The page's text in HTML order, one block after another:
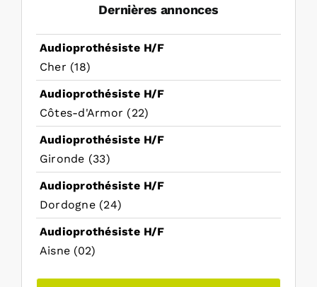
Dernières annonces
Audioprothésiste H/F
Cher (18)
Audioprothésiste H/F
Côtes-d'Armor (22)
Audioprothésiste H/F
Gironde (33)
Audioprothésiste H/F
Dordogne (24)
Audioprothésiste H/F
Aisne (02)